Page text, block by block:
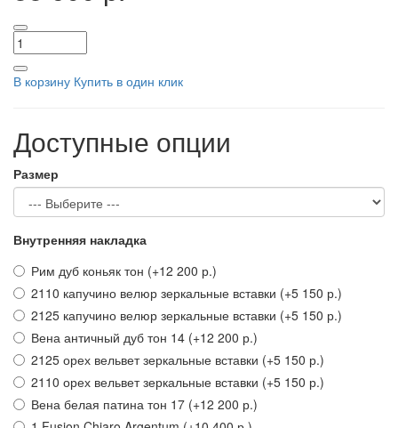
В корзину Купить в один клик
Доступные опции
Размер
Внутренняя накладка
Рим дуб коньяк тон (+12 200 р.)
2110 капучино велюр зеркальные вставки (+5 150 р.)
2125 капучино велюр зеркальные вставки (+5 150 р.)
Вена античный дуб тон 14 (+12 200 р.)
2125 орех вельвет зеркальные вставки (+5 150 р.)
2110 орех вельвет зеркальные вставки (+5 150 р.)
Вена белая патина тон 17 (+12 200 р.)